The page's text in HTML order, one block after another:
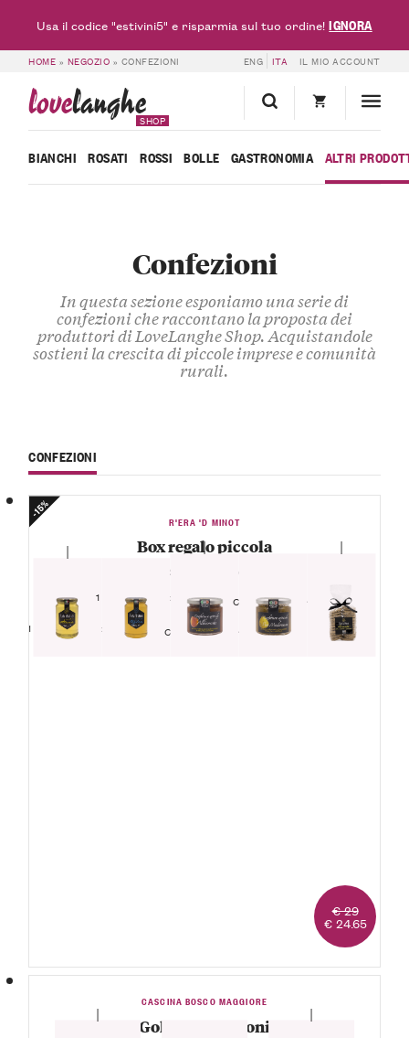
HOME » NEGOZIO » CONFEZIONI ENG ITA IL MIO ACCOUNT
lovelanghe
SHOP
BIANCHI ROSATI ROSSI BOLLE GASTRONOMIA ALTRI
Confezioni
In questa sezione esponiamo una serie di
confezioni che raccontano la proposta dei
produttori di LoveLanghe Shop. Acquistandole
sostieni la crescita di piccole imprese e comunità
rurali.
CONFEZIONI
R'ERA 'D MINOT
Box regalo piccola
— Composte, biscotti e miele —
1 Vasetto Miele di
acacia
1 Vasetto Miele di
tiglio
1 Vasetto
Confettura extra
Confettura extra
di pere
Madernassa 1 Sacchetto
Biscotti pera,
cannella e
-15%
€ 29
€ 24.65
CASCINA BOSCO MAGGIORE
Golose tentazioni
Usa il codice "estivini5" e risparmia sul tuo ordine!IGNORA